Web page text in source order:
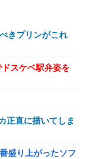
きプリンがこれ
スケベ駅弁姿を
正直に描いてしま
盛り上がったソフ